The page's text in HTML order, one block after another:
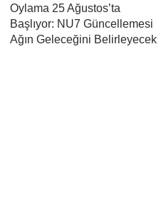
Oylama 25 Ağustos’ta
Başlıyor: NU7 Güncellemesi
Ağın Geleceğini Belirleyecek